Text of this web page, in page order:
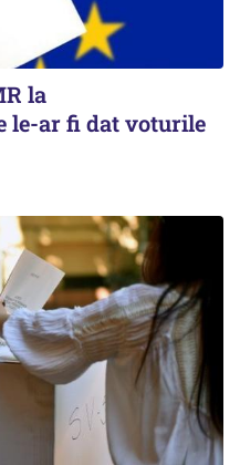
la
le-ar fi dat voturile